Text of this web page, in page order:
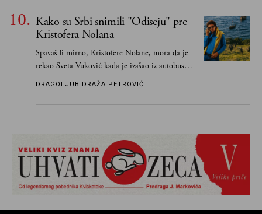
Kako su Srbi snimili "Odiseju" pre
Kristofera Nolana
Spavaš li mirno, Kristofere Nolane, mora da je
rekao Sveta Vuković kada je izašao iz autobusa i
čim je stigao kući pozvao Vojkana
DRAGOLJUB DRAŽA PETROVIĆ